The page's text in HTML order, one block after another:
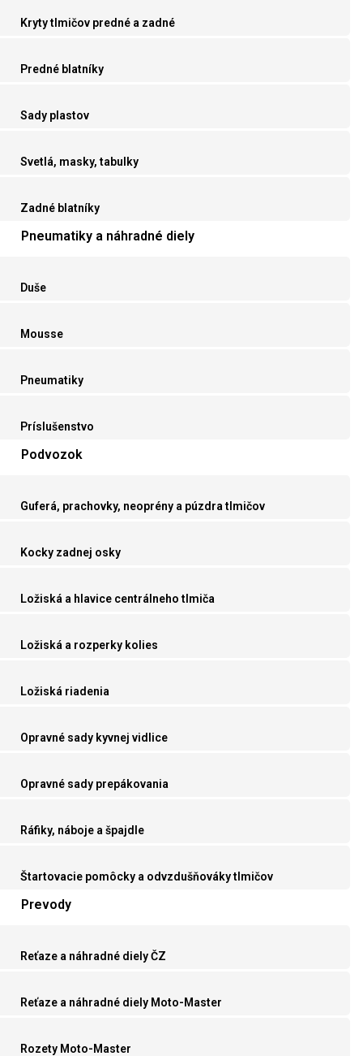
Kryty tlmičov predné a zadné
Predné blatníky
Sady plastov
Svetlá, masky, tabulky
Zadné blatníky
Pneumatiky a náhradné diely
Duše
Mousse
Pneumatiky
Príslušenstvo
Podvozok
Guferá, prachovky, neoprény a púzdra tlmičov
Kocky zadnej osky
Ložiská a hlavice centrálneho tlmiča
Ložiská a rozperky kolies
Ložiská riadenia
Opravné sady kyvnej vidlice
Opravné sady prepákovania
Ráfiky, náboje a špajdle
Štartovacie pomôcky a odvzdušňováky tlmičov
Prevody
Reťaze a náhradné diely ČZ
Reťaze a náhradné diely Moto-Master
Rozety Moto-Master